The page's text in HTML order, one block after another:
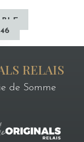
RELAIS
de Somme